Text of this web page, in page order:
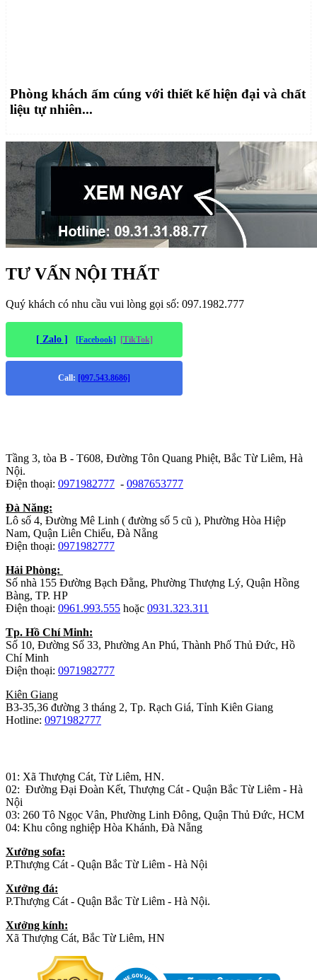
Phòng khách ấm cúng với thiết kế hiện đại và chất
liệu tự nhiên...
TƯ VẤN NỘI THẤT
Quý khách có nhu cầu vui lòng gọi số: 097.1982.777
[ Zalo ] [Facebook] [TikTok]
Call: [097.543.8686]
Tầng 3, tòa B - T608, Đường Tôn Quang Phiệt, Bắc Từ Liêm, Hà
Nội.
Điện thoại: 0971982777 - 0987653777
Đà Năng:
Lô số 4, Đường Mê Linh ( đường số 5 cũ ), Phường Hòa Hiệp
Nam, Quận Liên Chiểu, Đà Nẵng
Điện thoại: 0971982777
Hải Phòng:
Số nhà 155 Đường Bạch Đằng, Phường Thượng Lý, Quận Hồng
Bàng, TP. HP
Điện thoại: 0961.993.555 hoặc 0931.323.311
Tp. Hồ Chí Minh:
Số 10, Đường Số 33, Phường An Phú, Thành Phố Thủ Đức, Hồ
Chí Minh
Điện thoại: 0971982777
Kiên Giang
B3-35,36 đường 3 tháng 2, Tp. Rạch Giá, Tỉnh Kiên Giang
Hotline: 0971982777
01: Xã Thượng Cát, Từ Liêm, HN.
02: Đường Đại Đoàn Kết, Thượng Cát - Quận Bắc Từ Liêm - Hà
Nội
03: 260 Tô Ngọc Vân, Phường Linh Đông, Quận Thủ Đức, HCM
04: Khu công nghiệp Hòa Khánh, Đà Nẵng
Xưởng sofa:
P.Thượng Cát - Quận Bắc Từ Liêm - Hà Nội
Xưởng đá:
P.Thượng Cát - Quận Bắc Từ Liêm - Hà Nội.
Xưởng kính:
Xã Thượng Cát, Bắc Từ Liêm, HN